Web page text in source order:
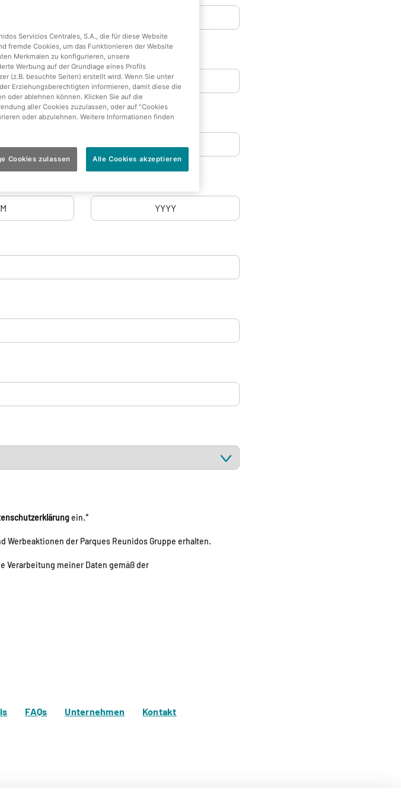
ein.*
der Parques Reunidos Gruppe erhalten.
Verarbeitung meiner Daten gemäß der
FAQs Unternehmen Kontakt
Servicios Centrales, S.A., die für diese Website
fremde Cookies, um das Funktionieren der Website
Merkmalen zu konfigurieren, unsere
Werbung auf der Grundlage eines Profils
(z.B. besuchte Seiten) erstellt wird. Wenn Sie unter
Erziehungsberechtigten informieren, damit diese die
oder ablehnen können. Klicken Sie auf die
aller Cookies zuzulassen, oder auf "Cookies
oder abzulehnen. Weitere Informationen finden
Cookies zulassen Alle Cookies akzeptieren